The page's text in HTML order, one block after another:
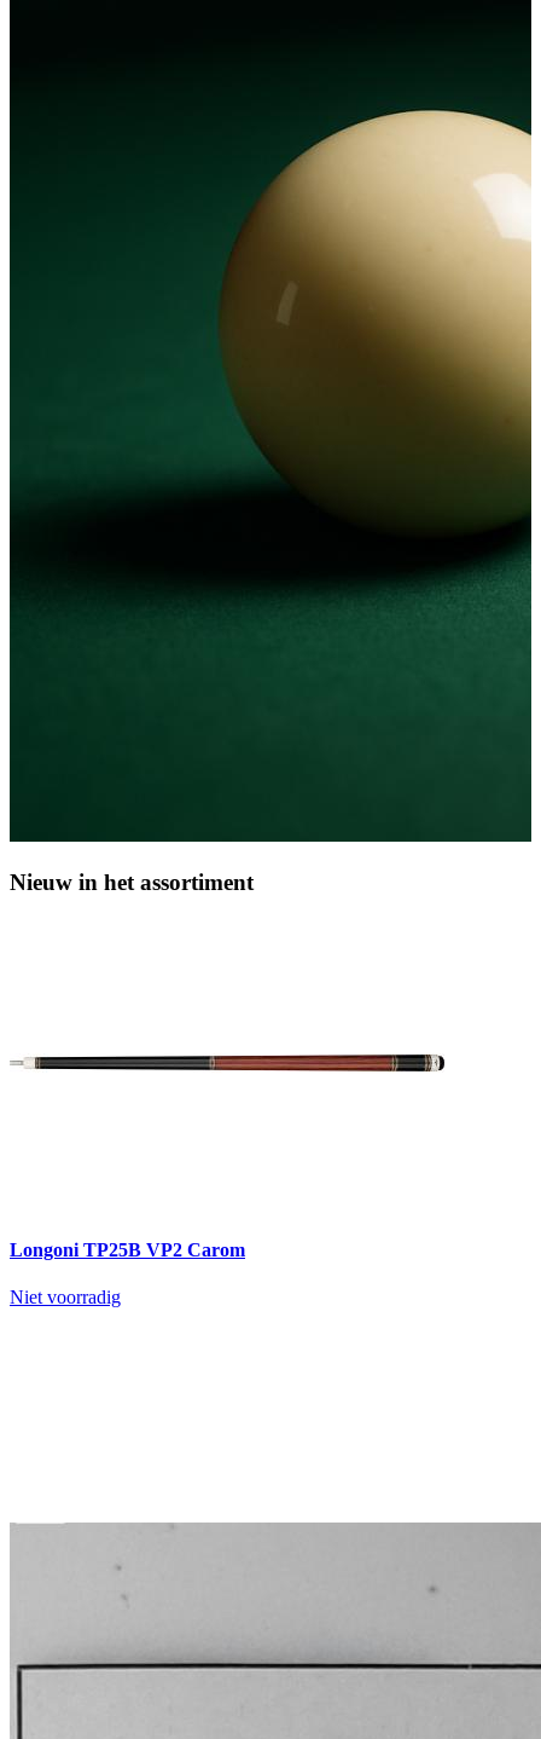
Nieuw in het assortiment
Longoni TP25B VP2 Carom
Niet voorradig